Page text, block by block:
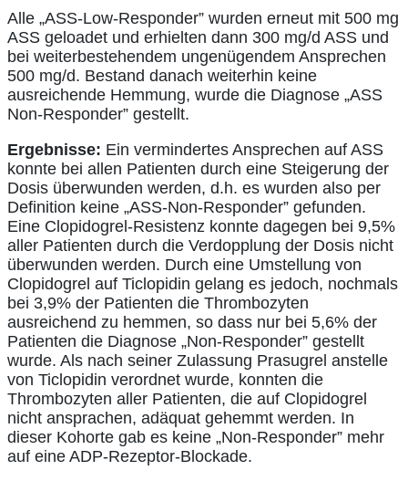
Alle „ASS-Low-Responder” wurden erneut mit 500 mg
ASS geloadet und erhielten dann 300 mg/d ASS und
bei weiterbestehendem ungenügendem Ansprechen
500 mg/d. Bestand danach weiterhin keine
ausreichende Hemmung, wurde die Diagnose „ASS
Non-Responder” gestellt.
Ergebnisse: Ein vermindertes Ansprechen auf ASS
konnte bei allen Patienten durch eine Steigerung der
Dosis überwunden werden, d.h. es wurden also per
Definition keine „ASS-Non-Responder” gefunden.
Eine Clopidogrel-Resistenz konnte dagegen bei 9,5%
aller Patienten durch die Verdopplung der Dosis nicht
überwunden werden. Durch eine Umstellung von
Clopidogrel auf Ticlopidin gelang es jedoch, nochmals
bei 3,9% der Patienten die Thrombozyten
ausreichend zu hemmen, so dass nur bei 5,6% der
Patienten die Diagnose „Non-Responder” gestellt
wurde. Als nach seiner Zulassung Prasugrel anstelle
von Ticlopidin verordnet wurde, konnten die
Thrombozyten aller Patienten, die auf Clopidogrel
nicht ansprachen, adäquat gehemmt werden. In
dieser Kohorte gab es keine „Non-Responder” mehr
auf eine ADP-Rezeptor-Blockade.